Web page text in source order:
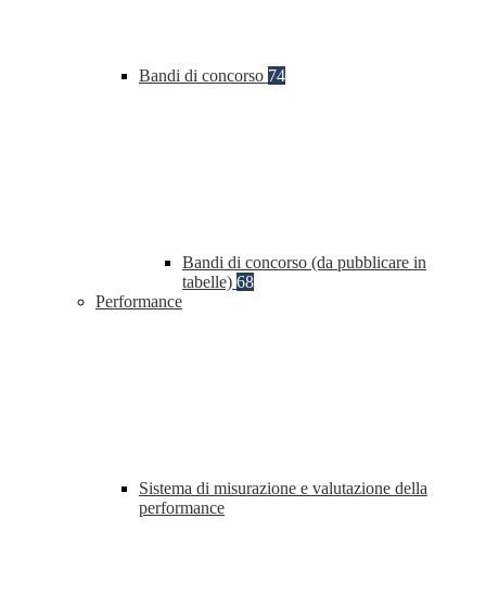
Bandi di concorso 74
Bandi di concorso (da pubblicare in
tabelle) 68
Performance
Sistema di misurazione e valutazione della
performance